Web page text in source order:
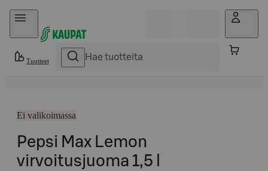
Hyppää sisältöön
Tuotteet
Ei valikoimassa
Pepsi Max Lemon
virvoitusjuoma 1,5 l